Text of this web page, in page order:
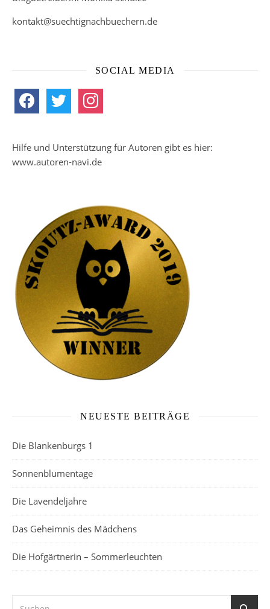
kontakt@suechtignachbuechern.de
SOCIAL MEDIA
facebook twitter instagram
Hilfe und Unterstützung für Autoren gibt es hier:
www.autoren-navi.de
NEUESTE BEITRÄGE
Die Blankenburgs 1
Sonnenblumentage
Die Lavendeljahre
Das Geheimnis des Mädchens
Die Hofgärtnerin – Sommerleuchten